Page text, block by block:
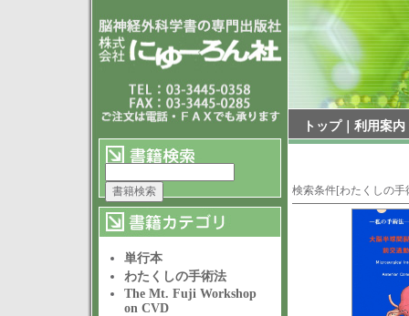
単行本
わたくしの手術法
The Mt. Fuji Workshop
on CVD
トップ｜ 利用案内
検索条件[わたくしの手